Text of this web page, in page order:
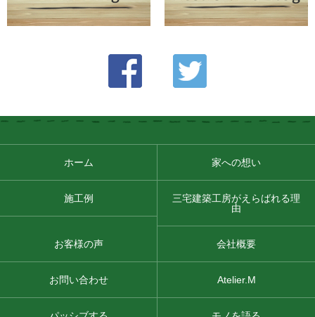
ホーム 家への想い
施工例
三宅建築工房がえらばれる理
由
お客様の声 会社概要
お問い合わせ Atelier.M